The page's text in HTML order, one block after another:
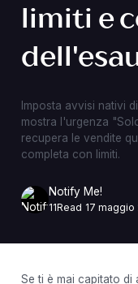
limiti e
Imposta avvisi nativi
mostra l'urgenza
recupera le vendite
completa con limiti.
Notify Me!
11Read 17 maggio
Se ti è mai capitato